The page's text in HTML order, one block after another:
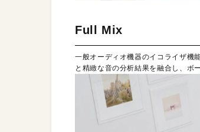
Full Mix
一般オーディオ機器のイコライザ機
と精緻な音の分析結果を融合し、ボ